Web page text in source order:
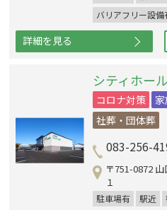
バリアフリー設備
詳細を見る
シティホー
コロナ対策
社葬・団体葬
083-256-
〒751-0872
１
駐車場有 駅近